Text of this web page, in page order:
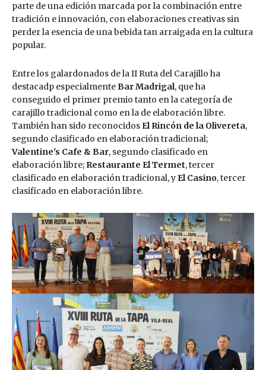
parte de una edición marcada por la combinación entre
tradición e innovación, con elaboraciones creativas sin
perder la esencia de una bebida tan arraigada en la cultura
popular.
Entre los galardonados de la II Ruta del Carajillo ha
destacadp especialmenteBar Madrigal, que ha
conseguido el primer premio tanto en la categoría de
carajillo tradicional como en la de elaboración libre.
También han sido reconocidos El Rincón de la Olivereta,
segundo clasificado en elaboración tradicional;
Valentine's Cafe & Bar, segundo clasificado en
elaboración libre; Restaurante El Termet, tercer
clasificado en elaboración tradicional, y El Casino, tercer
clasificado en elaboración libre.